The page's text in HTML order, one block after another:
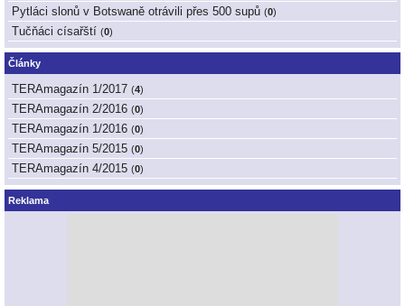
Pytláci slonů v Botswaně otrávili přes 500 supů (0)
Tučňáci císařští (0)
Články
TERAmagazín 1/2017 (4)
TERAmagazín 2/2016 (0)
TERAmagazín 1/2016 (0)
TERAmagazín 5/2015 (0)
TERAmagazín 4/2015 (0)
Reklama